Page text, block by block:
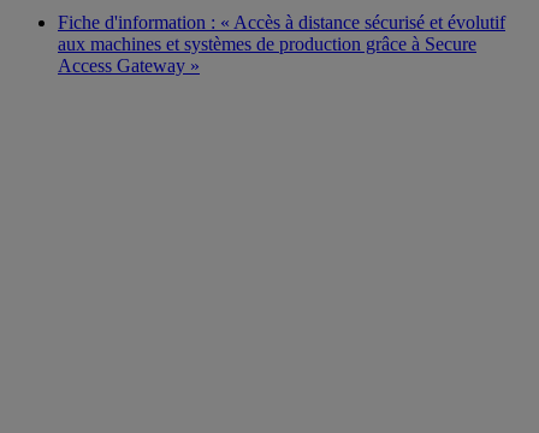
Fiche d'information : « Accès à distance sécurisé et évolutif
aux machines et systèmes de production grâce à Secure
Access Gateway »